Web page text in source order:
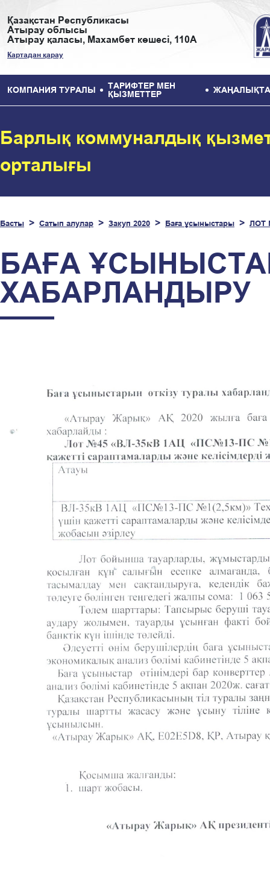
Қазақстан Республикасы
Атырау облысы
Атырау қаласы, Махамбет көшесі, 110А
Картадан қарау
КОМПАНИЯ ТУРАЛЫ
ТАРИФТЕР МЕН
ҚЫЗМЕТТЕР
Барлық коммуналдық
орталығы
Басты Сатып алулар Закуп 2020 Баға ұсыныстары ЛОТ
БАҒА
ХАБАРЛАНДЫРУ